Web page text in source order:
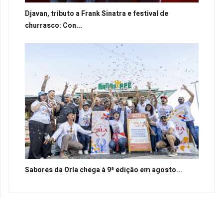
Djavan, tributo a Frank Sinatra e festival de
churrasco: Con...
Sabores da Orla chega à 9ª edição em agosto...